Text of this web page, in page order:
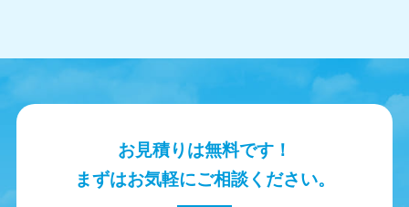
お見積りは無料です！
まずはお気軽にご相談ください。